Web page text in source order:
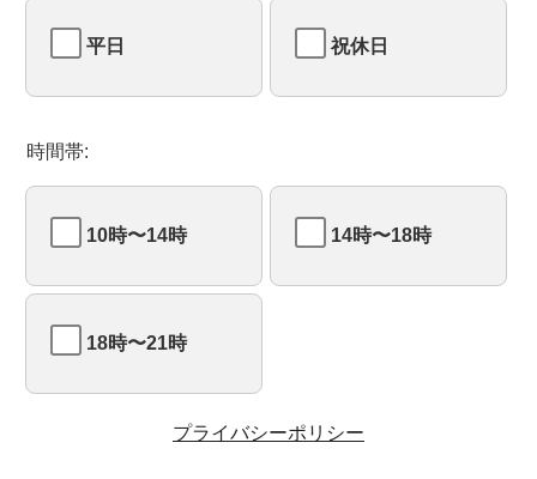
平日 祝休日
時間帯:
10時〜14時 14時〜18時
18時〜21時
プライバシーポリシー